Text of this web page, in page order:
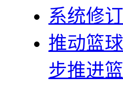
系统修
推动篮
步推进